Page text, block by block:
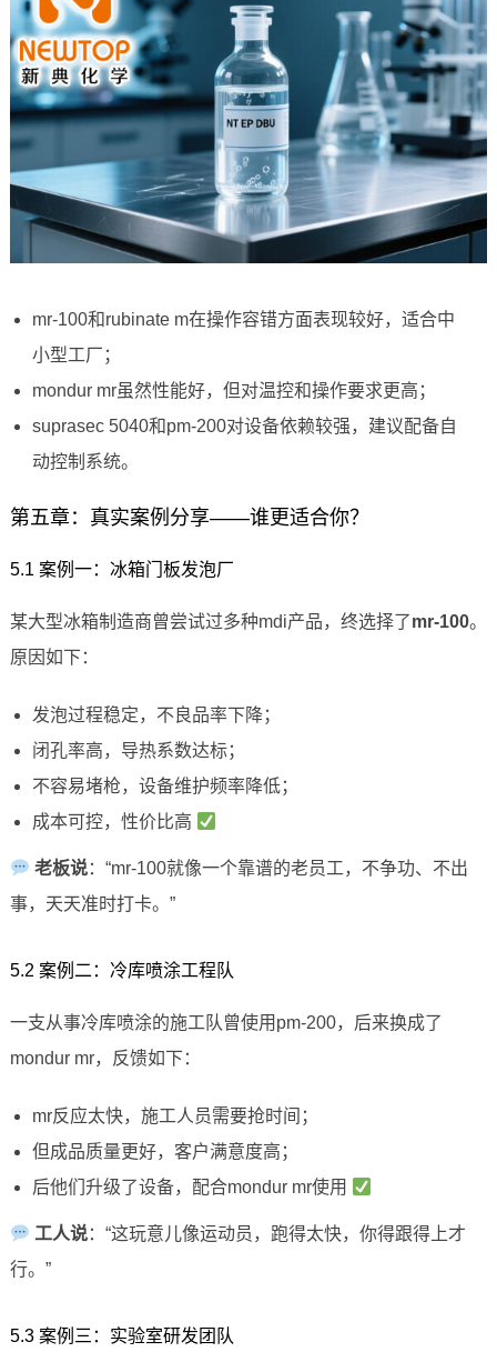
mr-100和rubinate m在操作容错方面表现较好，适合中
小型工厂；
mondur mr虽然性能好，但对温控和操作要求更高；
suprasec 5040和pm-200对设备依赖较强，建议配备自
动控制系统。
第五章：真实案例分享——谁更适合你？
5.1 案例一：冰箱门板发泡厂
某大型冰箱制造商曾尝试过多种mdi产品，终选择了mr-100。
原因如下：
发泡过程稳定，不良品率下降；
闭孔率高，导热系数达标；
不容易堵枪，设备维护频率降低；
成本可控，性价比高
老板说：“mr-100就像一个靠谱的老员工，不争功、不出
事，天天准时打卡。”
5.2 案例二：冷库喷涂工程队
一支从事冷库喷涂的施工队曾使用pm-200，后来换成了
mondur mr，反馈如下：
mr反应太快，施工人员需要抢时间；
但成品质量更好，客户满意度高；
后他们升级了设备，配合mondur mr使用
工人说：“这玩意儿像运动员，跑得太快，你得跟得上才
行。”
5.3 案例三：实验室研发团队